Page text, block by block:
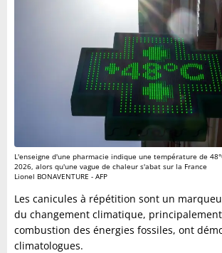
L'enseigne d'une pharmacie indique une température de
2026, alors qu'une vague de chaleur s'abat sur la France
Lionel BONAVENTURE - AFP
Les canicules à répétition sont un
du changement climatique,
combustion des énergies fossiles, ont
climatologues.